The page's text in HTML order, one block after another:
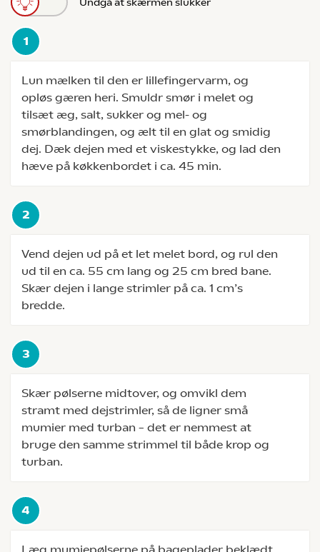
Lun mælken til den er lillefingervarm, og
opløs gæren heri. Smuldr smør i melet og
tilsæt æg, salt, sukker og mel- og
smørblandingen, og ælt til en glat og smidig
dej. Dæk dejen med et viskestykke, og lad den
hæve på køkkenbordet i ca. 45 min.
Vend dejen ud på et let melet bord, og rul den
ud til en ca. 55 cm lang og 25 cm bred bane.
Skær dejen i lange strimler på ca. 1 cm’s
bredde.
Skær pølserne midtover, og omvikl dem
stramt med dejstrimler, så de ligner små
mumier med turban – det er nemmest at
bruge den samme strimmel til både krop og
turban.